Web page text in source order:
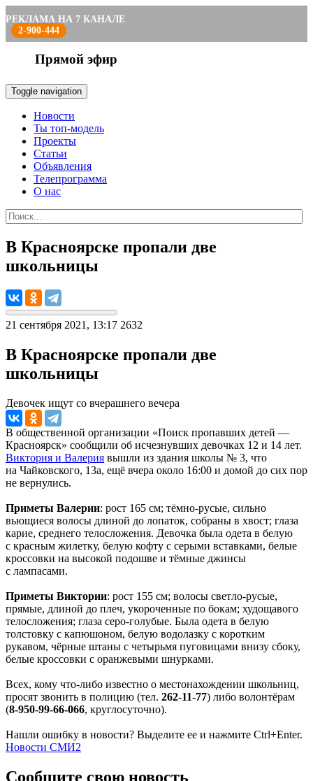
РЕКЛАМА НА 7 КАНАЛЕ
2-900-444
Прямой эфир
Toggle navigation
Новости
Ты топ-модель
Проекты
Статьи
Объявления
Телепрограмма
О нас
В Красноярске пропали две
школьницы
21 сентября 2021, 13:17 2632
В Красноярске пропали две
школьницы
Девочек ищут со вчерашнего вечера
В общественной организации «Поиск пропавших детей —
Красноярск» сообщили об исчезнувших девочках 12 и 14 лет.
Виктория и Валерия вышли из здания школы № 3, что
на Чайковского, 13а, ещё вчера около 16:00 и домой до сих пор
не вернулись.
Приметы Валерии: рост 165 см; тёмно-русые, сильно
вьющиеся волосы длиной до лопаток, собраны в хвост; глаза
карие, среднего телосложения. Девочка была одета в белую
с красным жилетку, белую кофту с серыми вставками, белые
кроссовки на высокой подошве и тёмные джинсы
с лампасами.
Приметы Виктории: рост 155 см; волосы светло-русые,
прямые, длиной до плеч, укороченные по бокам; худощавого
телосложения; глаза серо-голубые. Была одета в белую
толстовку с капюшоном, белую водолазку с коротким
рукавом, чёрные штаны с четырьмя пуговицами внизу сбоку,
белые кроссовки с оранжевыми шнурками.
Всех, кому что-либо известно о местонахождении школьниц,
просят звонить в полицию (тел. 262-11-77) либо волонтёрам
(8-950-99-66-066, круглосуточно).
Нашли ошибку в новости? Выделите ее и нажмите Ctrl+Enter.
Новости СМИ2
Сообщите свою новость